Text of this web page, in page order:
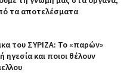
τα αποτελέσματα
του ΣΥΡΙΖΑ: Το «παρών»
ηγεσία και ποιοι θέλουν